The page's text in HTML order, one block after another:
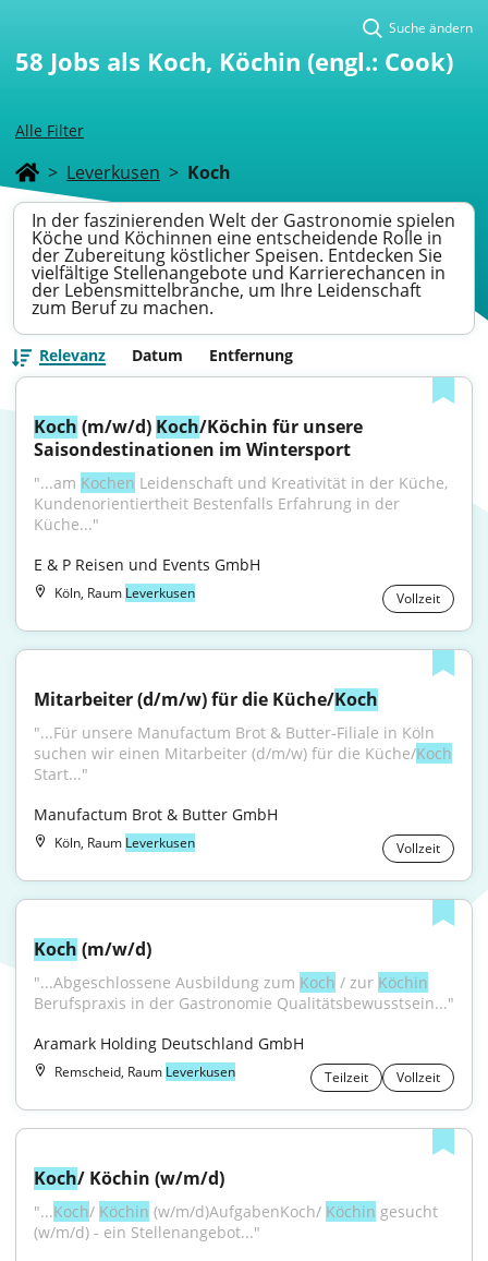
Alle Filter
Suche ändern
58 Jobs als Koch, Köchin (engl.: Cook)
> Leverkusen > Koch
In der faszinierenden Welt der Gastronomie spielen
Köche und Köchinnen eine entscheidende Rolle in
der Zubereitung köstlicher Speisen. Entdecken Sie
vielfältige Stellenangebote und Karrierechancen in
der Lebensmittelbranche, um Ihre Leidenschaft
zum Beruf zu machen.
Relevanz Datum Entfernung
Koch (m/w/d) Koch/Köchin für unsere
Saisondestinationen im Wintersport
"...am Kochen Leidenschaft und Kreativität in der Küche,
Kundenorientiertheit Bestenfalls Erfahrung in der
Küche..."
E & P Reisen und Events GmbH
Köln, Raum Leverkusen Vollzeit
Mitarbeiter (d/m/w) für die Küche/Koch
"...Für unsere Manufactum Brot & Butter-Filiale in Köln
suchen wir einen Mitarbeiter (d/m/w) für die Küche/Koch
Start..."
Manufactum Brot & Butter GmbH
Köln, Raum Leverkusen Vollzeit
Koch (m/w/d)
"...Abgeschlossene Ausbildung zum Koch / zur Köchin
Berufspraxis in der Gastronomie Qualitätsbewusstsein..."
Aramark Holding Deutschland GmbH
Remscheid, Raum Leverkusen Teilzeit Vollzeit
Koch/ Köchin (w/m/d)
"...Koch/ Köchin (w/m/d)AufgabenKoch/ Köchin gesucht
(w/m/d) - ein Stellenangebot..."